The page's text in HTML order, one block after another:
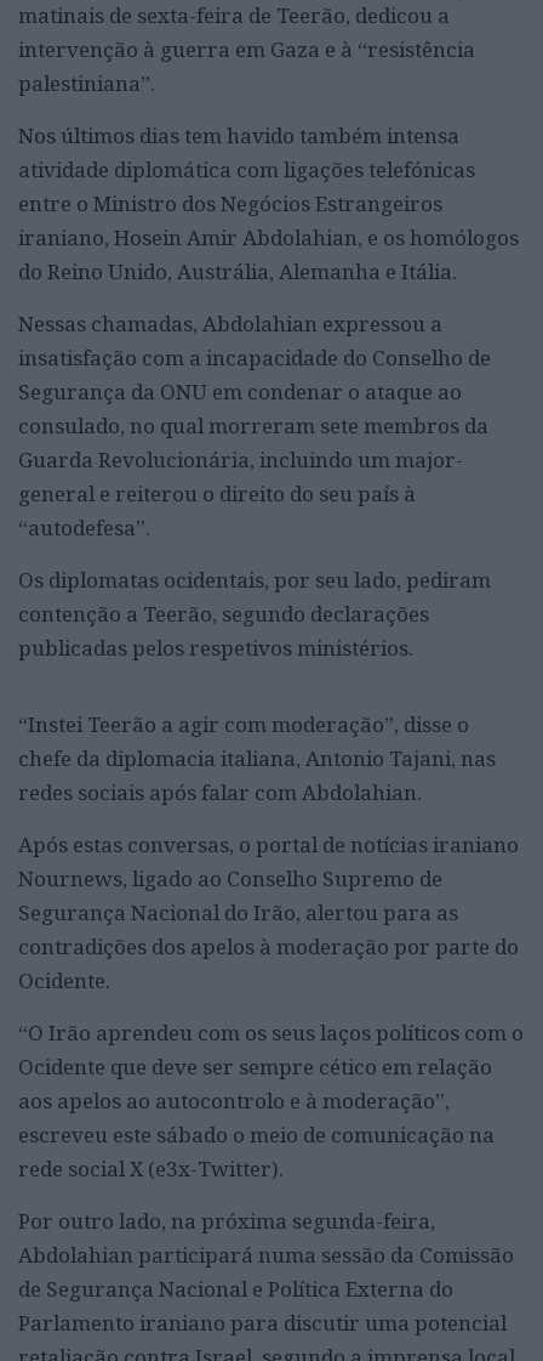
matinais de sexta-feira de Teerão, dedicou a
intervenção à guerra em Gaza e à “resistência
palestiniana”.
Nos últimos dias tem havido também intensa
atividade diplomática com ligações telefónicas
entre o Ministro dos Negócios Estrangeiros
iraniano, Hosein Amir Abdolahian, e os homólogos
do Reino Unido, Austrália, Alemanha e Itália.
Nessas chamadas, Abdolahian expressou a
insatisfação com a incapacidade do Conselho de
Segurança da ONU em condenar o ataque ao
consulado, no qual morreram sete membros da
Guarda Revolucionária, incluindo um major-
general e reiterou o direito do seu país à
“autodefesa”.
Os diplomatas ocidentais, por seu lado, pediram
contenção a Teerão, segundo declarações
publicadas pelos respetivos ministérios.
“Instei Teerão a agir com moderação”, disse o
chefe da diplomacia italiana, Antonio Tajani, nas
redes sociais após falar com Abdolahian.
Após estas conversas, o portal de notícias iraniano
Nournews, ligado ao Conselho Supremo de
Segurança Nacional do Irão, alertou para as
contradições dos apelos à moderação por parte do
Ocidente.
“O Irão aprendeu com os seus laços políticos com o
Ocidente que deve ser sempre cético em relação
aos apelos ao autocontrolo e à moderação”,
escreveu este sábado o meio de comunicação na
rede social X (e3x-Twitter).
Por outro lado, na próxima segunda-feira,
Abdolahian participará numa sessão da Comissão
de Segurança Nacional e Política Externa do
Parlamento iraniano para discutir uma potencial